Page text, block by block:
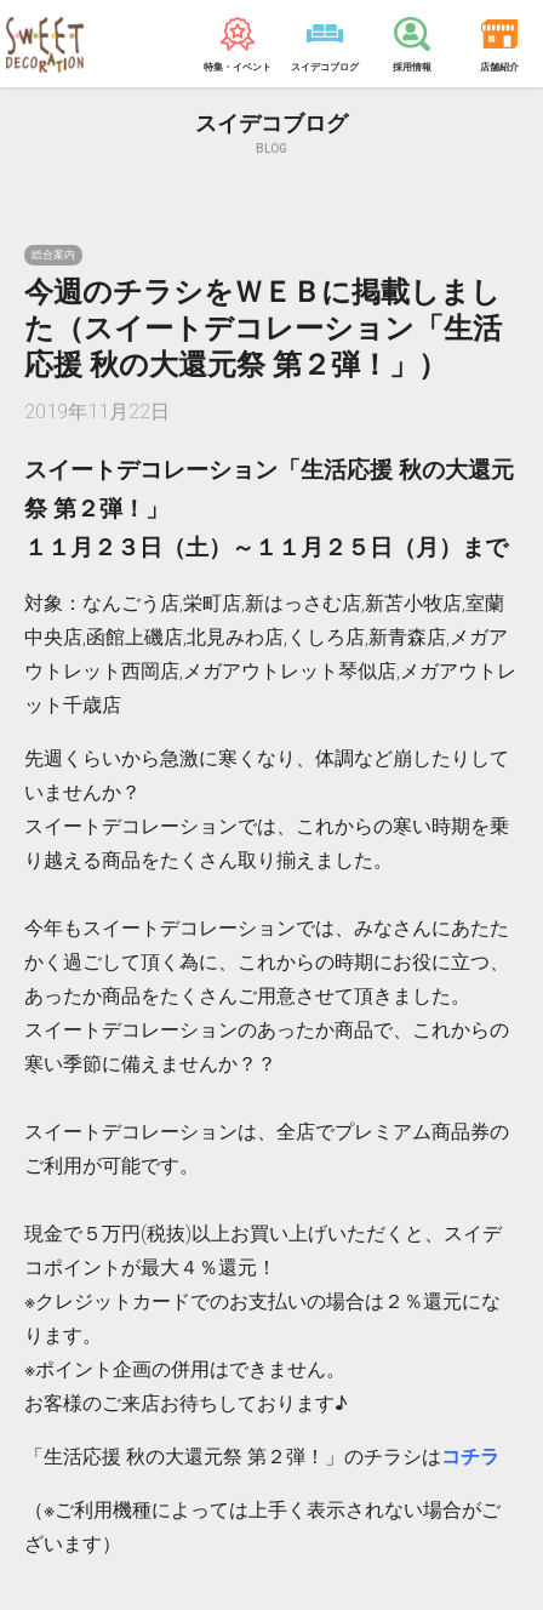
特集・イベント スイデコブログ 採用情報 店舗紹介
スイデコブログ
BLOG
総合案内
今週のチラシをＷＥＢに掲載しまし
た（スイートデコレーション「生活
応援 秋の大還元祭 第２弾！」）
2019年11月22日
スイートデコレーション「生活応援 秋の大還元
祭 第２弾！」
１１月２３日（土）～１１月２５日（月）まで
対象： なんごう店,栄町店,新はっさむ店,新苫小牧店,室蘭
中央店,函館上磯店,北見みわ店,くしろ店,新青森店,メガア
ウトレット西岡店,メガアウトレット琴似店,メガアウトレ
ット千歳店
先週くらいから急激に寒くなり、体調など崩したりして
いませんか？
スイートデコレーションでは、これからの寒い時期を乗
り越える商品をたくさん取り揃えました。
今年もスイートデコレーションでは、みなさんにあたた
かく過ごして頂く為に、これからの時期にお役に立つ、
あったか商品をたくさんご用意させて頂きました。
スイートデコレーションのあったか商品で、これからの
寒い季節に備えませんか？？
スイートデコレーションは、全店でプレミアム商品券の
ご利用が可能です。
現金で５万円(税抜)以上お買い上げいただくと、スイデ
コポイントが最大４％還元！
※クレジットカードでのお支払いの場合は２％還元にな
ります。
※ポイント企画の併用はできません。
お客様のご来店お待ちしております♪
「生活応援 秋の大還元祭 第２弾！」のチラシはコチラ
（※ご利用機種によっては上手く表示されない場合がご
ざいます）